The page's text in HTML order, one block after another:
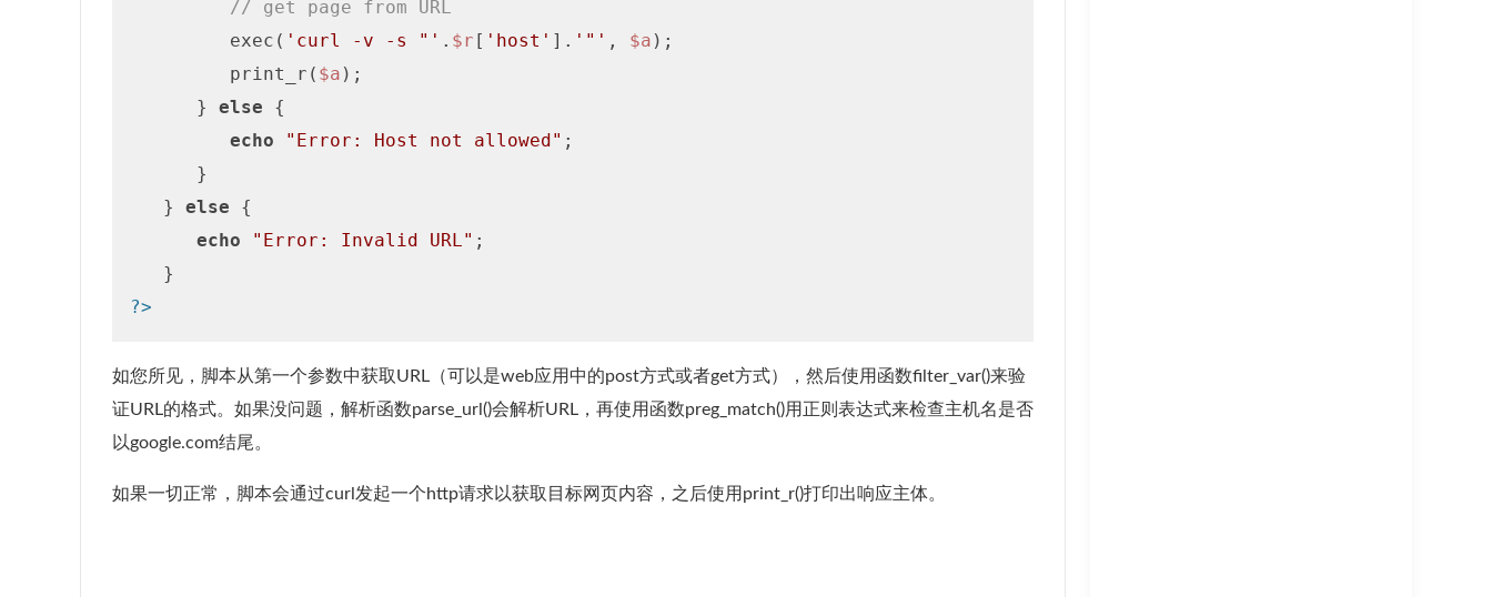
// get page from URL
         exec(
'curl -v -s "' . $r [ 'host' ]. '"' , $a );
         print_r(
$a );
      }
else {
echo
"Error: Host not allowed" ;
      }
   }
else {
echo
"Error: Invalid URL" ;
?>
如您所见，脚本从第一个参数中获取URL（可以是web应用中的post方式或者get方式），然后使用函数filter_var()来验
证URL的格式。如果没问题，解析函数parse_url()会解析URL，再使用函数preg_match()用正则表达式来检查主机名是否
以google.com结尾。
如果一切正常，脚本会通过curl发起一个http请求以获取目标网页内容，之后使用print_r()打印出响应主体。